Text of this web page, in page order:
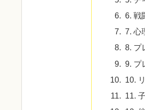
6. 戦
7. 心
8. プ
9. プ
10.
11.